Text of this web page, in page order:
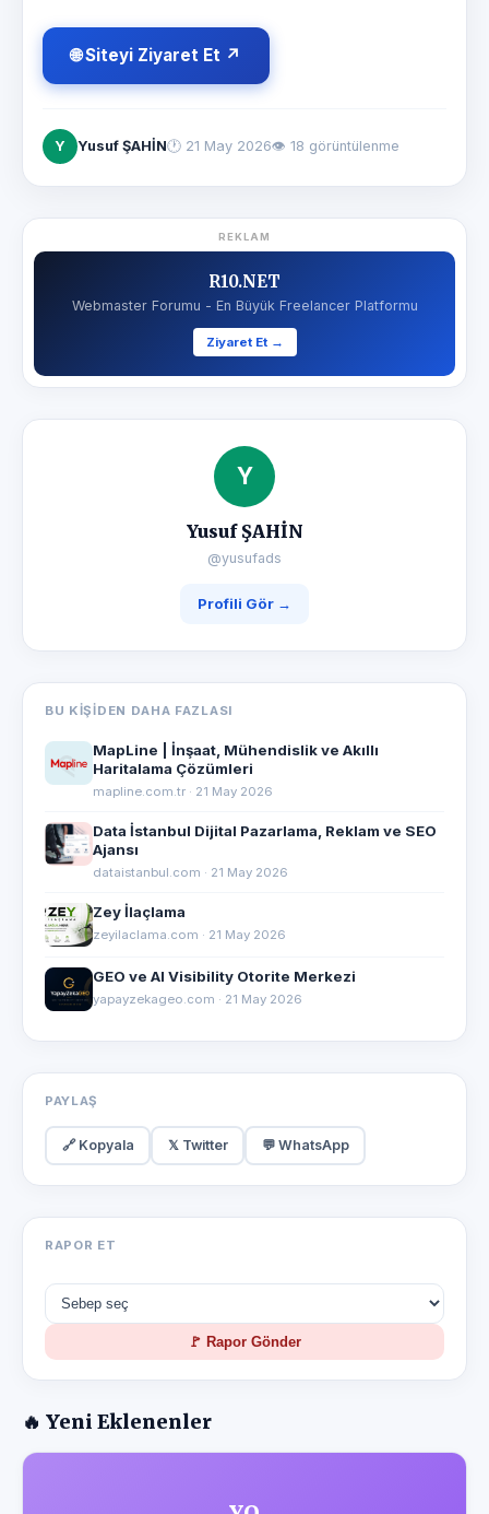
🌐 Siteyi Ziyaret Et ↗
Y Yusuf ŞAHİN🕐 21 May 2026👁 18 görüntülenme
REKLAM
R10.NET
Webmaster Forumu - En Büyük Freelancer Platformu
Ziyaret Et →
Y
Yusuf ŞAHİN
@yusufads
Profili Gör →
BU KIŞIDEN DAHA FAZLASI
MapLine | İnşaat, Mühendislik ve Akıllı
Haritalama Çözümleri
mapline.com.tr · 21 May 2026
Data İstanbul Dijital Pazarlama, Reklam ve SEO
Ajansı
dataistanbul.com · 21 May 2026
Zey İlaçlama
zeyilaclama.com · 21 May 2026
GEO ve AI Visibility Otorite Merkezi
yapayzekageo.com · 21 May 2026
PAYLAŞ
🔗 Kopyala 𝕏 Twitter 💬 WhatsApp
RAPOR ET
🚩 Rapor Gönder
🔥 Yeni Eklenenler